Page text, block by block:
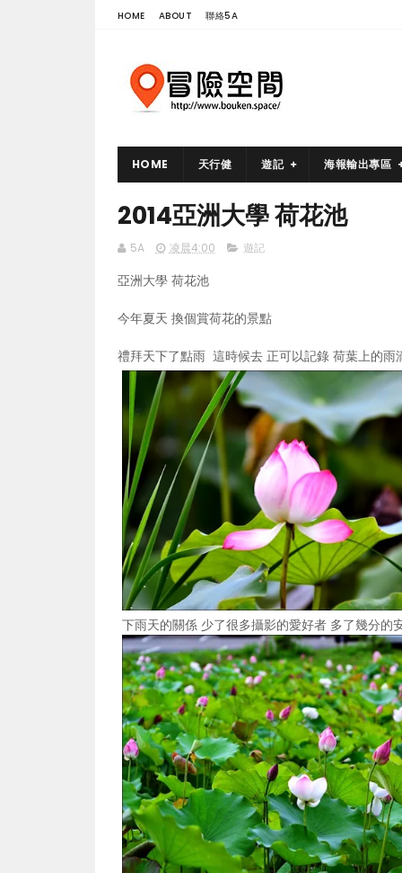
HOME ABOUT 聯絡5A
HOME 天行健 遊記 海報輸出專區
2014亞洲大學 荷花池
5A 凌晨4:00 遊記
亞洲大學 荷花池
今年夏天 換個賞荷花的景點
禮拜天下了點雨 這時候去 正可以記錄 荷葉上的雨
下雨天的關係 少了很多攝影的愛好者 多了幾分的